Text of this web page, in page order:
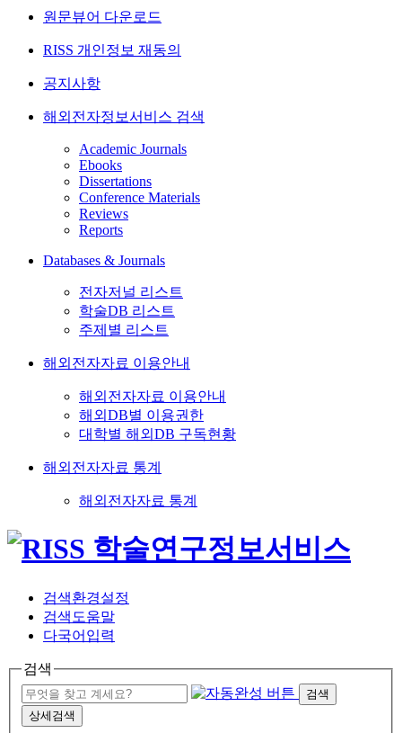
원문뷰어 다운로드
RISS 개인정보 재동의
공지사항
해외전자정보서비스 검색
Academic Journals
Ebooks
Dissertations
Conference Materials
Reviews
Reports
Databases & Journals
전자저널 리스트
학술DB 리스트
주제별 리스트
해외전자자료 이용안내
해외전자자료 이용안내
해외DB별 이용권한
대학별 해외DB 구독현황
해외전자자료 통계
해외전자자료 통계
검색환경설정
검색도움말
다국어입력
검색
검색
상세검색